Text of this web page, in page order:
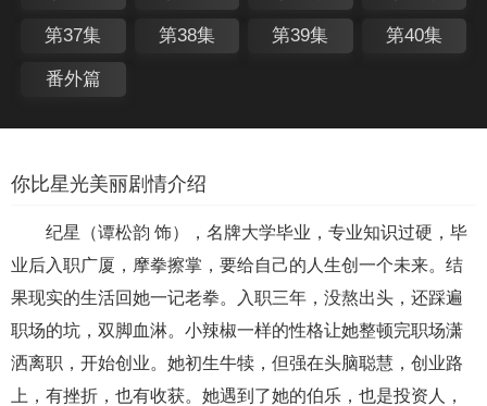
第37集 第38集 第39集 第40集
番外篇
你比星光美丽剧情介绍
纪星（谭松韵 饰），名牌大学毕业，专业知识过硬，毕
业后入职广厦，摩拳擦掌，要给自己的人生创一个未来。结
果现实的生活回她一记老拳。入职三年，没熬出头，还踩遍
职场的坑，双脚血淋。小辣椒一样的性格让她整顿完职场潇
洒离职，开始创业。她初生牛犊，但强在头脑聪慧，创业路
上，有挫折，也有收获。她遇到了她的伯乐，也是投资人，